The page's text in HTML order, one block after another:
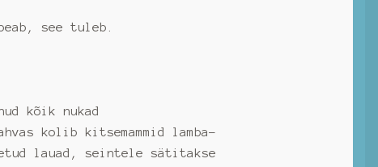
see tuleb.
kõik nukad
kolib kitsemammid lamba-
lauad, seintele sätitakse